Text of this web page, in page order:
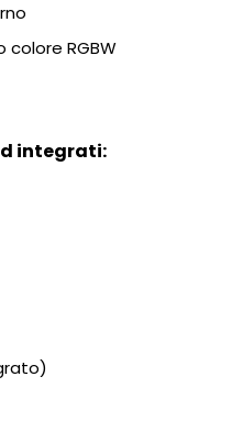
RGBW
integrati: